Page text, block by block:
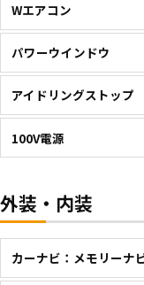
Wエアコン
パワーウインドウ
アイドリングストップ
100V電源
外装・内装
カーナビ：メモリーナ